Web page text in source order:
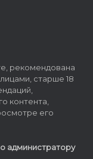
рекомендована
старше 18
контента,
его
администратору